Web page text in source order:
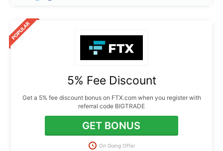
5% Fee Discount
Get a 5% fee discount bonus on FTX.com when you register with
referral code BIGTRADE
GET BONUS
On Going Offer